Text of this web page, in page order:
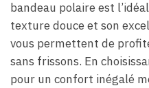
bandeau polaire est
texture douce et son
vous permettent de
sans frissons. En
pour un confort inégalé